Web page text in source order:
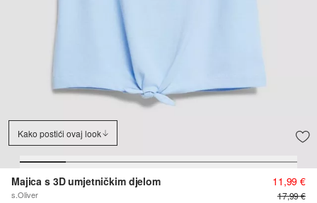
Kako postići ovaj look
Majica s 3D umjetničkim djelom
s.Oliver
11,99 €
17,99 €